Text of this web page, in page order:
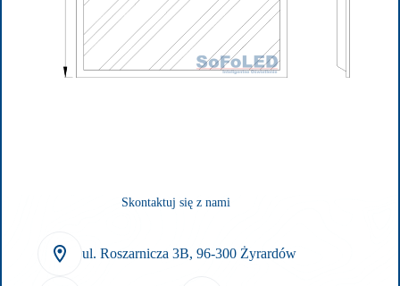
Skontaktuj się z nami
ul. Roszarnicza 3B, 96-300 Żyrardów